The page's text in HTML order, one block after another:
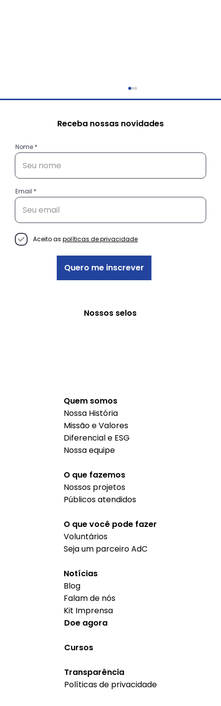
Conheça as histórias das
Quem somos
Nossa História
Missão e Valores
Diferencial e ESG
Nossa equipe
O que fazemos
Nossos projetos
Públicos atendidos
O que você pode fazer
Voluntários
Seja um parceiro AdC
Notícias
Blog
Falam de nós
Kit Imprensa
Doe agora
Cursos
Transparência
Políticas de privacidade
Receba nossas novidades
Nome
Email
Aceito as políticas de privacidade
Quero me inscrever
Nossos selos